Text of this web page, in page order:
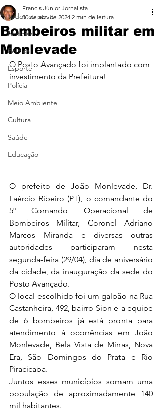
Todos os posts
Notícias
Política
Esporte
Polícia
Meio Ambiente
Cultura
Saúde
Educação
Bombeiros militar em
Monlevade
Francis Júnior Jornalista
30 de abr. de 2024 2 min de leitura
O Posto Avançado foi implantado com
investimento da Prefeitura!
O prefeito de João Monlevade, Dr.
Laércio Ribeiro (PT), o comandante do
5º Comando Operacional de
Bombeiros Militar, Coronel Adriano
Marcos Miranda e diversas outras
autoridades participaram nesta
segunda-feira (29/04), dia de aniversário
da cidade, da inauguração da sede do
Posto Avançado.
O local escolhido foi um galpão na Rua
Castanheira, 492, bairro Sion e a equipe
de 6 bombeiros já está pronta para
atendimento à ocorrências em João
Monlevade, Bela Vista de Minas, Nova
Era, São Domingos do Prata e Rio
Piracicaba.
Juntos esses municípios somam uma
população de aproximadamente 140
mil habitantes.